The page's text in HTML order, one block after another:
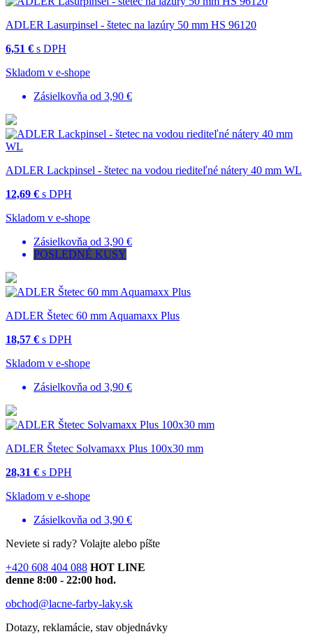
ADLER Lasurpinsel - štetec na lazúry 50 mm HS 96120
6,51 € s DPH
Skladom v e-shope
Zásielkovňa od 3,90 €
ADLER Lackpinsel - štetec na vodou riediteľné nátery 40 mm WL
12,69 € s DPH
Skladom v e-shope
Zásielkovňa od 3,90 €
POSLEDNÉ KUSY
ADLER Štetec 60 mm Aquamaxx Plus
18,57 € s DPH
Skladom v e-shope
Zásielkovňa od 3,90 €
ADLER Štetec Solvamaxx Plus 100x30 mm
28,31 € s DPH
Skladom v e-shope
Zásielkovňa od 3,90 €
Neviete si rady? Volajte alebo píšte
+420 608 404 088 HOT LINE
denne 8:00 - 22:00 hod.
obchod@lacne-farby-laky.sk
Dotazy, reklamácie, stav objednávky